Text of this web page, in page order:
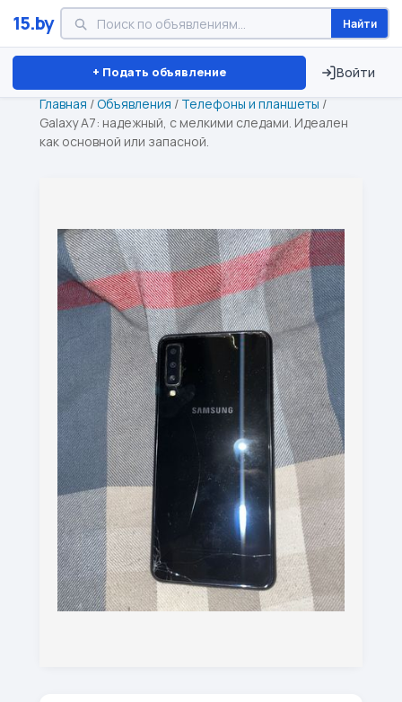
15.by Найти
+ Подать объявление Войти
Минск Витебск Брест ⏱ ТОЛЬКО 15 ДНЕЙ
Главная /Объявления / Телефоны и планшеты /
Galaxy A7: надежный, с мелкими следами. Идеален
как основной или запасной.